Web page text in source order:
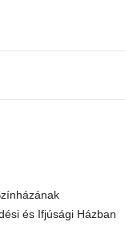
és Ifjúsági Házban